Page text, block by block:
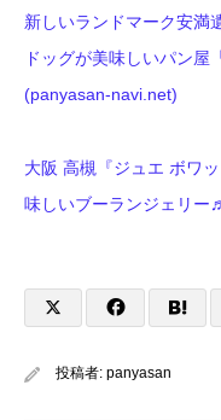
新しいランドマーク安満
ドッグが美味しいパン
(panyasan-navi.net)
大阪 高槻『ジュエ ボワ
味しいブーランジェリ
投稿者: panyasan